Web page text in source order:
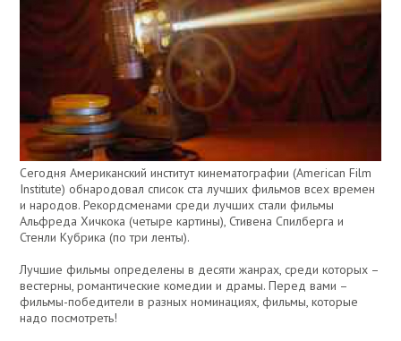
Сегодня Американский институт кинематографии (American Film
Institute) обнародовал список ста лучших фильмов всех времен
и народов. Рекордсменами среди лучших стали фильмы
Альфреда Хичкока (четыре картины), Стивена Спилберга и
Стенли Кубрика (по три ленты).
Лучшие фильмы определены в десяти жанрах, среди которых –
вестерны, романтические комедии и драмы. Перед вами –
фильмы-победители в разных номинациях, фильмы, которые
надо посмотреть!